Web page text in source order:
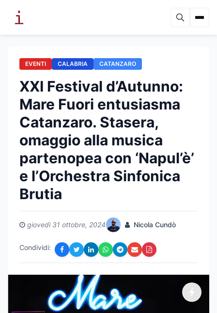
EVENTI CALABRIA CATANZARO
XXI Festival d’Autunno:
Mare Fuori entusiasma
Catanzaro. Stasera,
omaggio alla musica
partenopea con ‘Napul’è’
e l’Orchestra Sinfonica
Brutia
giovedì 31 ottobre, 2024 Nicola Cundò
Condividi: